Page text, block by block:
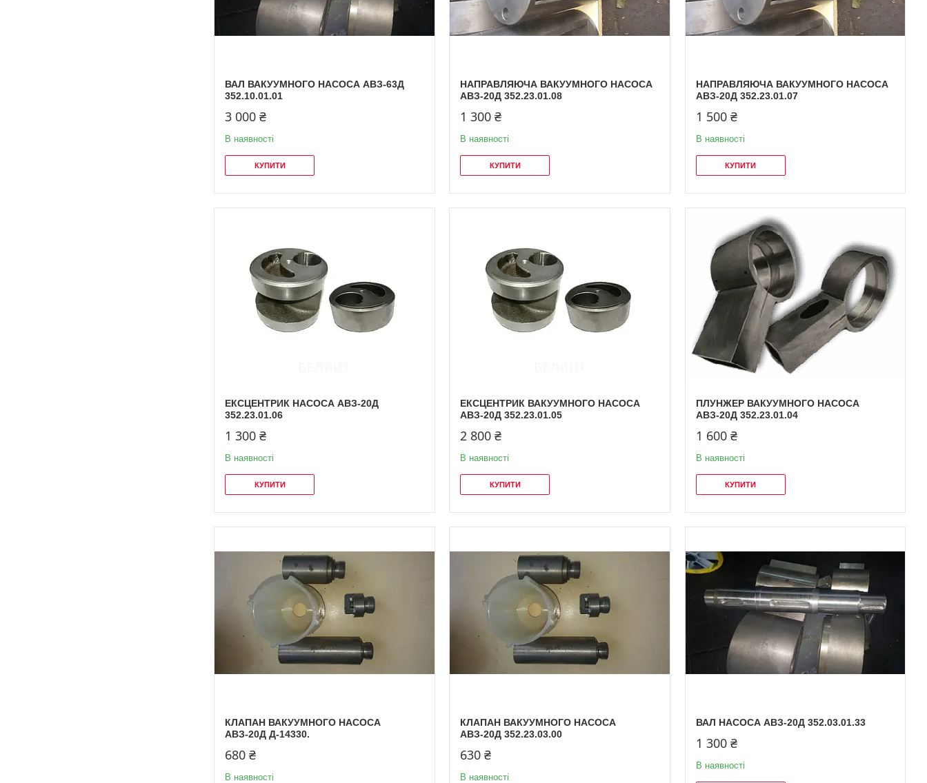
ВАЛ ВАКУУМНОГО НАСОСА АВЗ-63Д
352.10.01.01
3 000 ₴
В наявності
КУПИТИ
НАПРАВЛЯЮЧА ВАКУУМНОГО НАСОСА
АВЗ-20Д 352.23.01.08
1 300 ₴
В наявності
КУПИТИ
НАПРАВЛЯЮЧА ВАКУУМНОГО НАСОСА
АВЗ-20Д 352.23.01.07
1 500 ₴
В наявності
КУПИТИ
ЕКСЦЕНТРИК НАСОСА АВЗ-20Д
352.23.01.06
1 300 ₴
В наявності
КУПИТИ
ЕКСЦЕНТРИК ВАКУУМНОГО НАСОСА
АВЗ-20Д 352.23.01.05
2 800 ₴
В наявності
КУПИТИ
ПЛУНЖЕР ВАКУУМНОГО НАСОСА
АВЗ-20Д 352.23.01.04
1 600 ₴
В наявності
КУПИТИ
КЛАПАН ВАКУУМНОГО НАСОСА
АВЗ-20Д Д-14330.
680 ₴
В наявності
КЛАПАН ВАКУУМНОГО НАСОСА
АВЗ-20Д 352.23.03.00
630 ₴
В наявності
ВАЛ НАСОСА АВЗ-20Д 352.03.01.33
1 300 ₴
В наявності